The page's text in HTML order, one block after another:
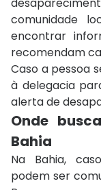
comunidade
encontrar
recomendam
Caso a pessoa
à delegacia
alerta de
Onde
Bahia
Na Bahia,
podem ser